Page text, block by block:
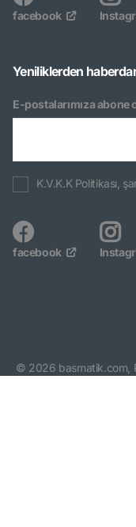
facebook
Yeniliklerden
E-postalarımıza abone
K.V.K.K Politikası,
facebook
© 2026 basmatik.com,